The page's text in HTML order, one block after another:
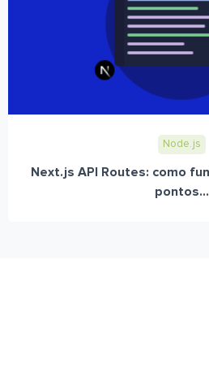
Node.js
Next.js API Routes: como
pontos...